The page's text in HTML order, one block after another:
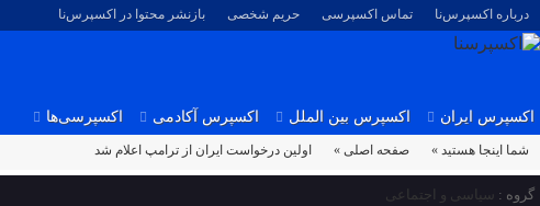
درباره اکسپرس‌نا تماس اکسپرسی حریم شخصی بازنشر محتوا در اکسپرس‌نا
اکسپرس ایران اکسپرس بین الملل اکسپرس آکادمی اکسپرسی‌ها
شما اینجا هستید » صفحه اصلی » اولین درخواست ایران از ترامپ اعلام شد
گروه : سیاسی و اجتماعی